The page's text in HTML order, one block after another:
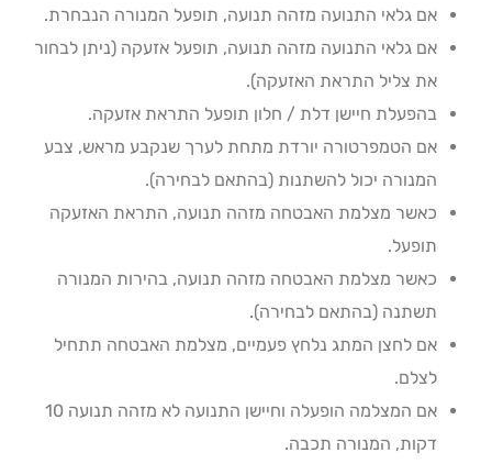
אם גלאי התנועה מזהה תנועה, תופעל המנורה הנבחרת.
אם גלאי התנועה מזהה תנועה, תופעל אזעקה (ניתן לבחור
את צליל התראת האזעקה).
בהפעלת חיישן דלת / חלון תופעל התראת אזעקה.
אם הטמפרטורה יורדת מתחת לערך שנקבע מראש, צבע
המנורה יכול להשתנות (בהתאם לבחירה).
כאשר מצלמת האבטחה מזהה תנועה, התראת האזעקה
תופעל.
כאשר מצלמת האבטחה מזהה תנועה, בהירות המנורה
תשתנה (בהתאם לבחירה).
אם לחצן המתג נלחץ פעמיים, מצלמת האבטחה תתחיל
לצלם.
אם המצלמה הופעלה וחיישן התנועה לא מזהה תנועה 10
דקות, המנורה תכבה.